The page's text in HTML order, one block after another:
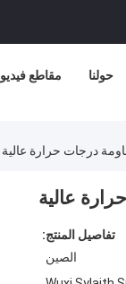
مقاطع فيديو حولنا
تفاصيل المنتج:
الصين